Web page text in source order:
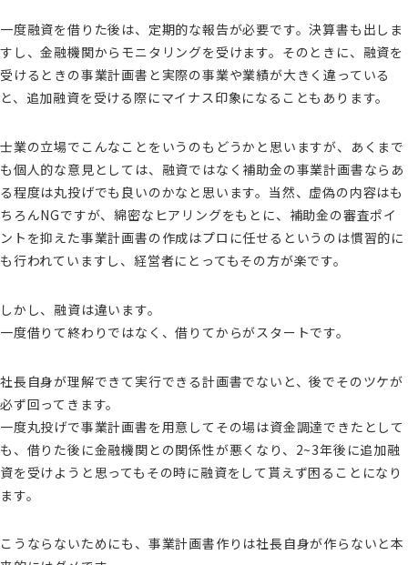
一度融資を借りた後は、定期的な報告が必要です。決算書も出しま
すし、金融機関からモニタリングを受けます。そのときに、融資を
受けるときの事業計画書と実際の事業や業績が大きく違っている
と、追加融資を受ける際にマイナス印象になることもあります。
士業の立場でこんなことをいうのもどうかと思いますが、あくまで
も個人的な意見としては、融資ではなく補助金の事業計画書ならあ
る程度は丸投げでも良いのかなと思います。当然、虚偽の内容はも
ちろんNGですが、綿密なヒアリングをもとに、補助金の審査ポイ
ントを抑えた事業計画書の作成はプロに任せるというのは慣習的に
も行われていますし、経営者にとってもその方が楽です。
しかし、融資は違います。
一度借りて終わりではなく、借りてからがスタートです。
社長自身が理解できて実行できる計画書でないと、後でそのツケが
必ず回ってきます。
一度丸投げで事業計画書を用意してその場は資金調達できたとして
も、借りた後に金融機関との関係性が悪くなり、2~3年後に追加融
資を受けようと思ってもその時に融資をして貰えず困ることになり
ます。
こうならないためにも、事業計画書作りは社長自身が作らないと本